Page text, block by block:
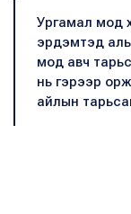
Ургамал мод
эрдэмтэд
мод авч
нь гэрээр
айлын